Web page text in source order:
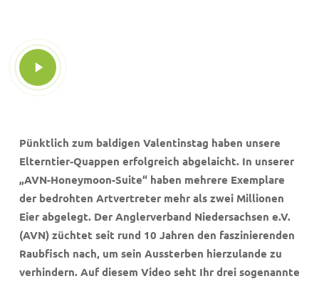
Play
Video
Pünktlich zum baldigen Valentinstag haben unsere
Elterntier-Quappen erfolgreich abgelaicht. In unserer
„AVN-Honeymoon-Suite“ haben mehrere Exemplare
der bedrohten Artvertreter mehr als zwei Millionen
Eier abgelegt. Der Anglerverband Niedersachsen e.V.
(AVN) züchtet seit rund 10 Jahren den faszinierenden
Raubfisch nach, um sein Aussterben hierzulande zu
verhindern. Auf diesem Video seht Ihr drei sogenannte